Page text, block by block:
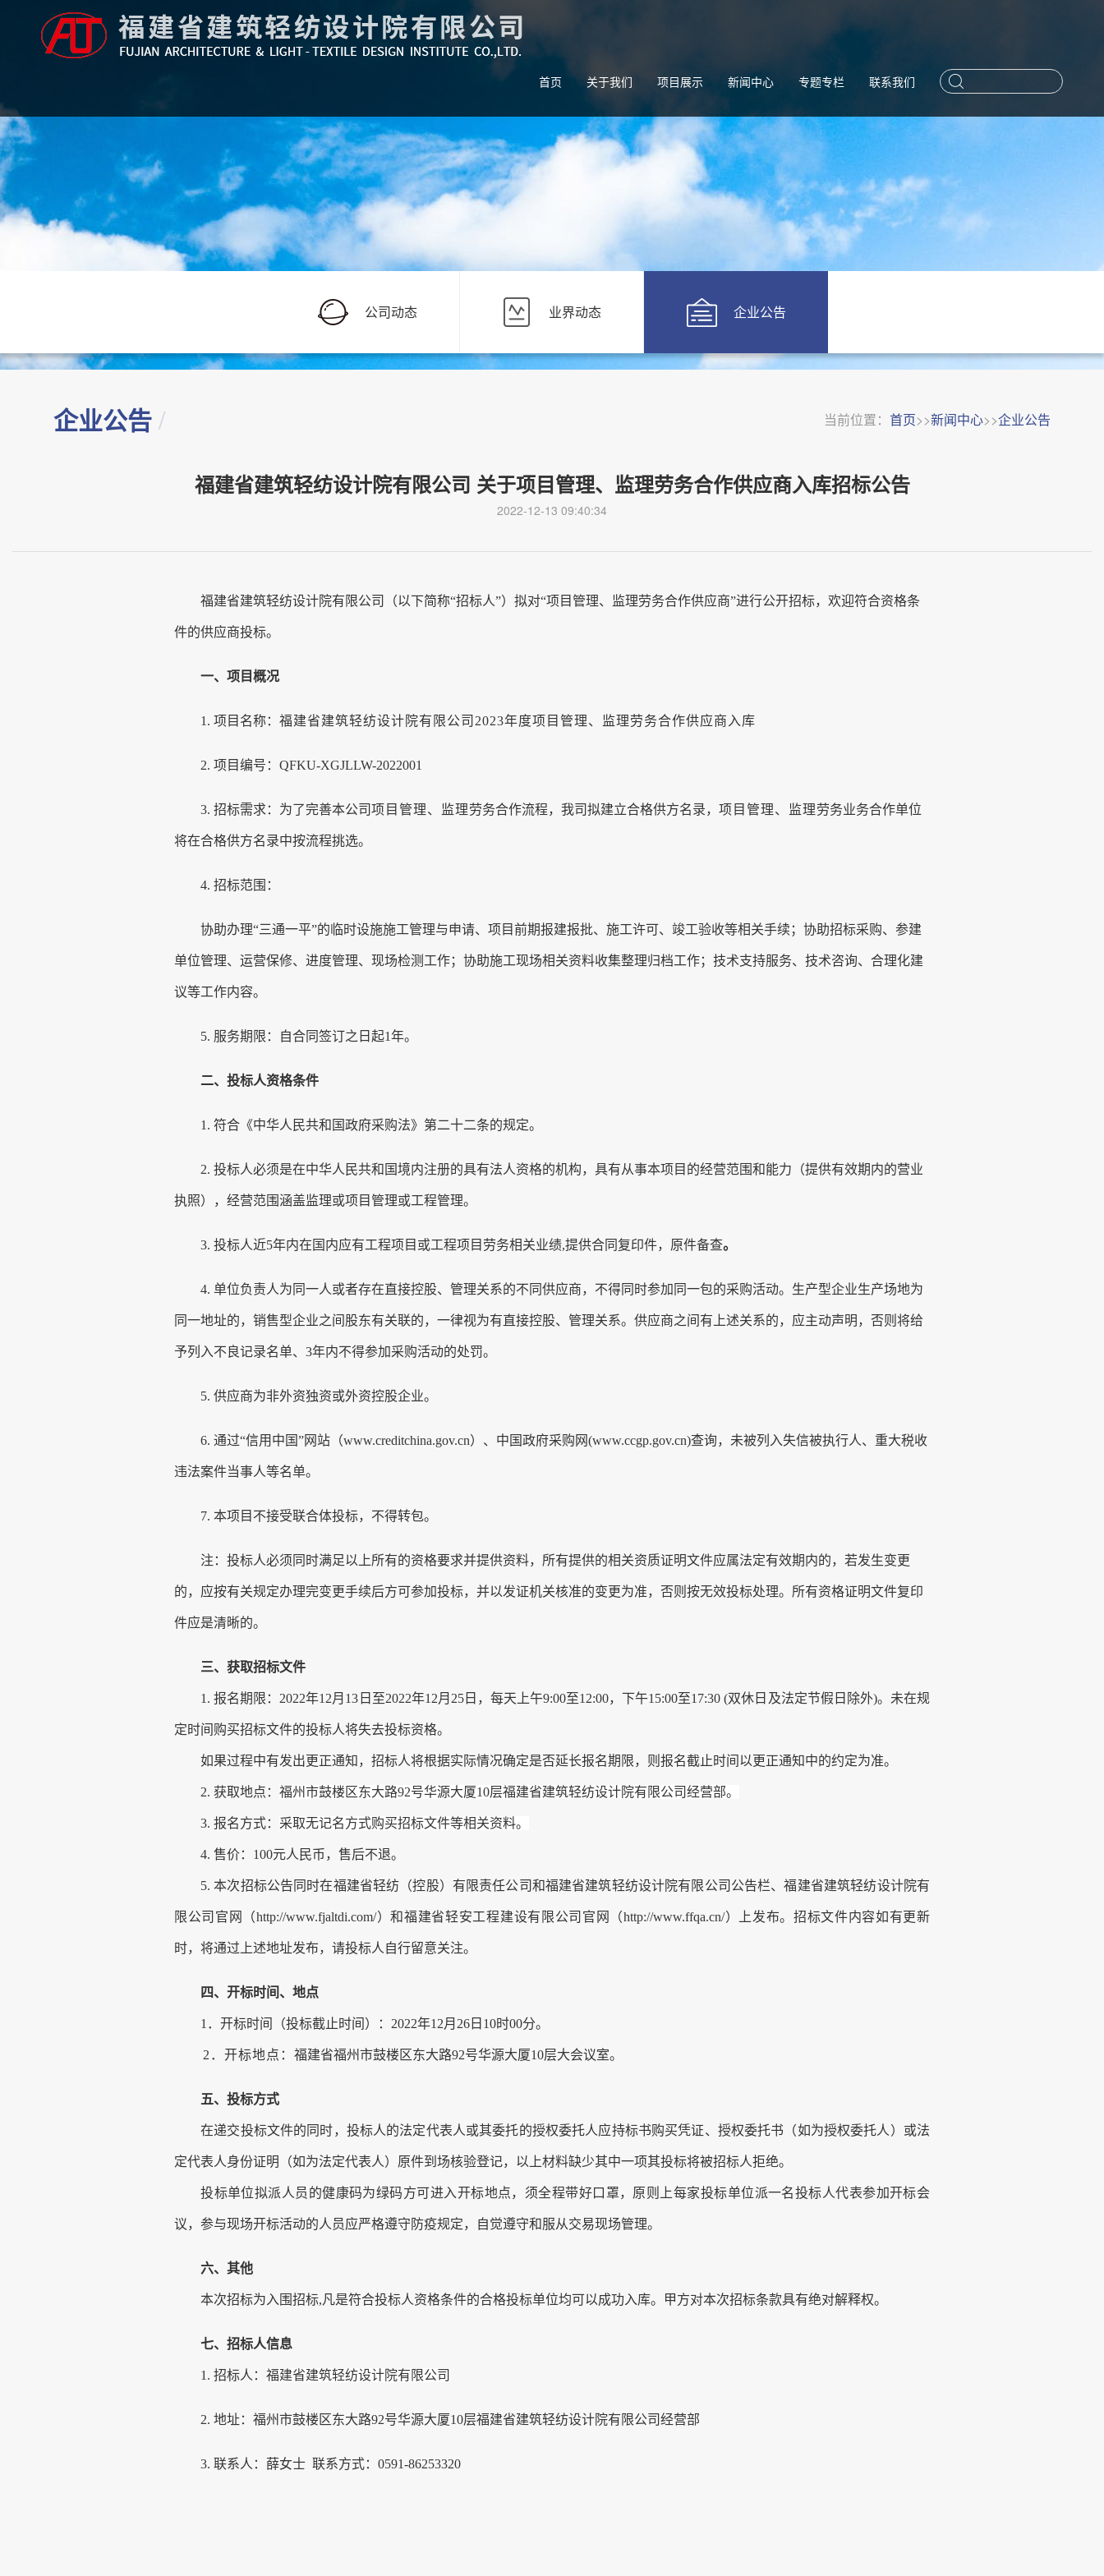
首页 关于我们 项目展示 新闻中心 专题专栏 联系我们
公司动态 业界动态 企业公告
当前位置： 首页>>新闻中心>>企业公告
企业公告/
福建省建筑轻纺设计院有限公司 关于项目管理、监理劳务合作供应商入库招标公告
2022-12-13 09:40:34
福建省建筑轻纺设计院有限公司（以下简称“招标人”）拟对“项目管理、监理劳务合作供应商”进行公开招标，欢迎符合资格条
件的供应商投标。
一、项目概况
1.项目名称：福建省建筑轻纺设计院有限公司 2023年度项目管理、监理劳务合作供应商入库
2.项目编号：QFKU-XGJLLW-2022001
3.招标需求：为了完善本公司项目管理、监理劳务合作流程，我司拟建立合格供方名录，项目管理、监理劳务业务合作单位
将在合格供方名录中按流程挑选。
4.招标范围：
协助办理“三通一平”的临时设施施工管理与申请、项目前期报建报批、施工许可、竣工验收等相关手续 ；协助招标采购、参建
单位管理、运营保修、进度管理、现场检测 工作；协助施工现场相关资料收集整理归档工作；技术支持服务、技术咨询、合理化建
议等工作内容。
5. 服务期限：自合同签订之 日起1年。
二、投标人资格条件
1.符合《中华人民共和国政府采购法》第二十二条的规定。
2.投标人必须是在中华人民共和国境内注册的具有法人资格的机构，具有从事本项目的经营范围和能力 （提供有效期内的营业
执照） ，经营范围涵盖监理或项目管理或工程管理。
3.投标人近5年内在国内应有工程项目或工程项目劳务相关业绩,提供合同复印件，原件备查。
4.单位负责人为同一人或者存在直接控股、管理关系的不同供应商，不得同时参加同一包的采购活动。生产型企业生产场地为
同一地址的，销售型企业之间股东有关联的，一律视为有直接控股、管理关系。供应商之间有上述关系的，应主动声明，否则将给
予列入不良记录名单、3年内不得参加采购活动的处罚。
5.供应商为非外资独资或外资控股企业。
6.通过“信用中国”网站（www.creditchina.gov.cn）、中国政府采购网(www.ccgp.gov.cn)查询，未被列入失信被执行人、重大税收
违法案件当事人等名单。
7.本项目不接受联合体投标，不得转包。
注：投标人必须同时满足以上所有的资格要求并提供资料，所有提供的相关资质证明文件应属法定有效期内的，若发生变更
的，应按有关规定办理完变更手续后方可参加投标，并以发证机关核准的变更为准，否则按无效投标处理。所有资格证明文件复印
件应是清晰的。
三、获取招标文件
1.报名期限： 2022年12月 13 日至2022年12月 25日 ，每天上午9:00至12:00，下午1 5:00至17:30 (双休日及法定节假日除外)。未在规
定时间购买招标文件的投标人将失去投标资格。
如果过程中有发出更正通知，招标人将根据实际情况确定是否延长报名期限，则报名截止时间以更正通知中的约定为准。
2.获取地点：福州市鼓楼区东大路92号华源大厦10层福建省建筑轻纺设计院有限公司经营部。
3.报名方式： 采取无记名方式购买招标文件等相关资料。
4.售价： 100元人民币，售后不退。
5.本次招标公告同时在福建省轻纺（控股）有限责任公司和福建省建筑轻纺设计院有限公司公告栏、福建省建筑轻纺设计院有
限公司官网（http://www.fjaltdi.com/）和福建省轻安工程建设有限公司 官网（http://www.ffqa.cn/） 上发布。招标文件内容如有更新
时，将通过上述地址发布，请投标人自行留意关注。
四、开标时间、地点
1．开标时间（投标截止时间）： 2022年12月 26 日 10时00分。
2．开标地点：福建省福州市鼓楼区东大路92号华源大厦10层大会议室。
五、投标方式
在递交投标文件的同时，投标人的法定代表人或其委托的授权委托人应持标书购买凭证、授权委托书（如为授权委托人） 或法
定代表人身份证明 （如为法定代表人）原件到场核验登记，以上材料缺少其中一项其投标将被招标人拒绝。
投标单位拟派人员的健康码为绿码方可进入开标地点，须全程带好口罩，原则上每家投标单位派一名投标人代表参加开标会
议，参与现场开标活动的人员应严格遵守防疫规定，自觉遵守和服从交易现场管理。
六、其他
本次招标为入围招标,凡是符合投标人资格条件的合格投标单位均可以成功入库。 甲方对本次招标条款具有绝对解释权。
七、招标人信息
1.招标人 ：福建省建筑轻纺设计院有限公司
2.地址：福州市鼓楼区东大路92号华源大厦10层福建省建筑轻纺设计院有限公司经营部
3.联系人： 薛女士 联系方式：0591-86253320